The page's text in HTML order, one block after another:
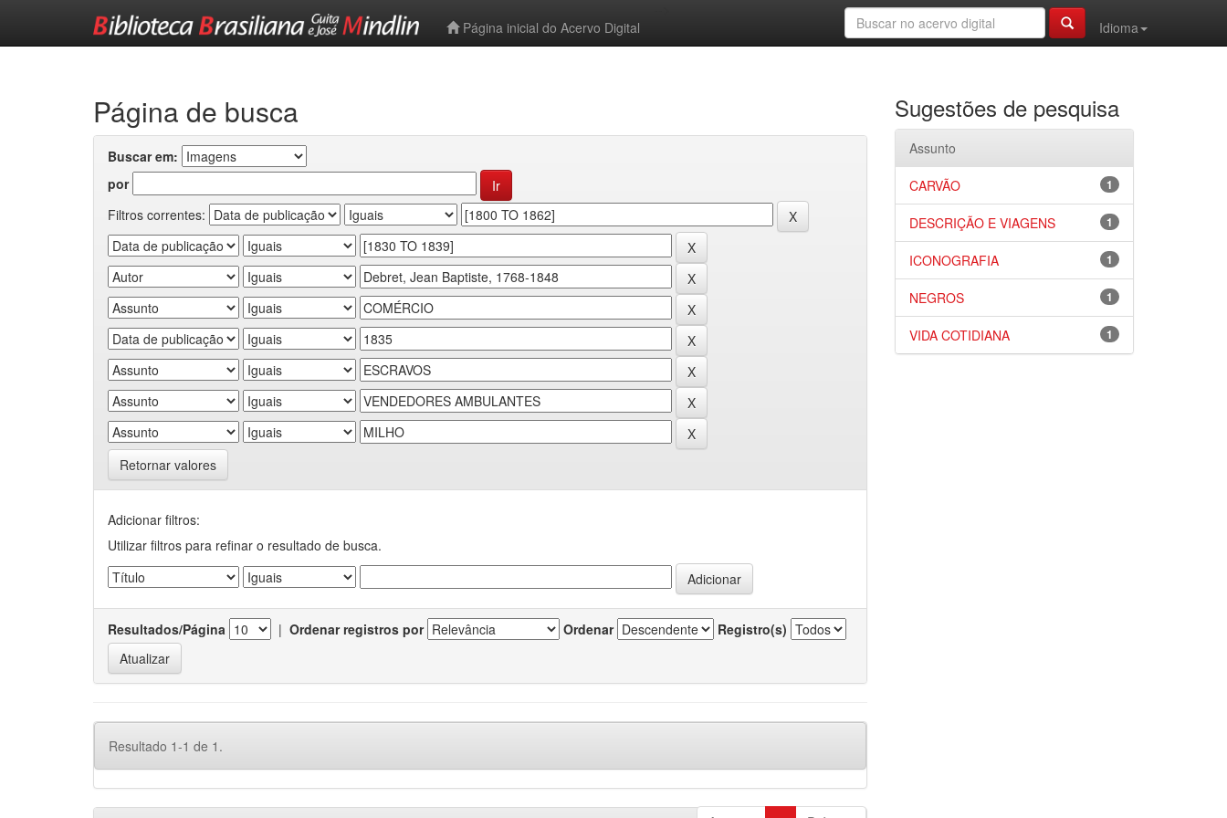
Página inicial do Acervo Digital
Idioma
Página de busca
Buscar em:
por
Filtros correntes:
Retornar valores
Adicionar filtros:
Utilizar filtros para refinar o resultado de busca.
Resultados/Página | Ordenar registros por Ordenar Registro(s)
Resultado 1-1 de 1.
Sugestões de pesquisa
Assunto
1
CARVÃO
1
DESCRIÇÃO E VIAGENS
1
ICONOGRAFIA
1
NEGROS
1
VIDA COTIDIANA